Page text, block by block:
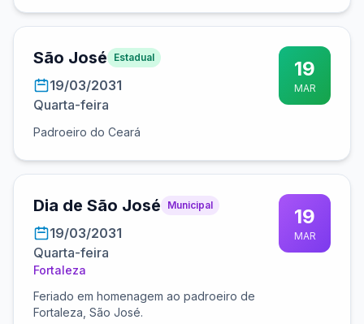
São José Estadual
19/03/2031
Quarta-feira
Padroeiro do Ceará
19
MAR
Dia de São José Municipal
19/03/2031
Quarta-feira
Fortaleza
Feriado em homenagem ao padroeiro de
Fortaleza, São José.
19
MAR